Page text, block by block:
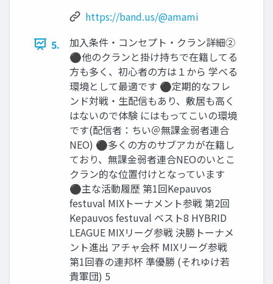
https://band.us/@amami
5.
加入条件・コンセプト・クラン詳細②
⚫他のクランと掛け持ちで在籍してる
方も多く、初心者の方は１から 学べる
環境として最適です ⚫定期的なフレ
ンド対戦・生配信もあり、敷居も高く
はないので体験 にはもってこいの環境
です(配信者：ちい＠無課金弱者連合
NEO) ⚫多くの方のサブアカが在籍し
ており、無課金弱者連合NEOのいとこ
クラン的な位置付けとなっています
⚫主な活動履歴 第1回Kepauvos
festuval MIXトーナメント参戦 第2回
Kepauvos festuval ベスト8 HYBRID
LEAGUE MIXリーグ参戦 決勝トーナメ
ント進出 アチャ会杯 MIXリーグ参戦
第1回春の連邦杯 準優勝 (それゆけ若
貴軍団) 5